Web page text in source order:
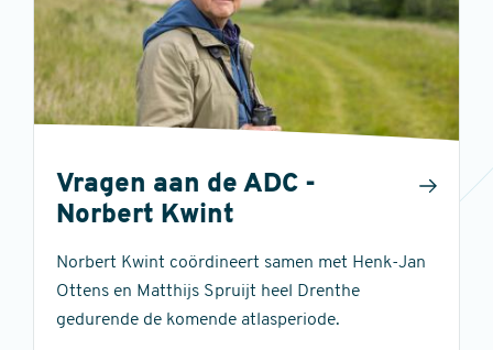
Vragen aan de ADC -
Norbert Kwint
Norbert Kwint coördineert samen met Henk-Jan
Ottens en Matthijs Spruijt heel Drenthe
gedurende de komende atlasperiode.